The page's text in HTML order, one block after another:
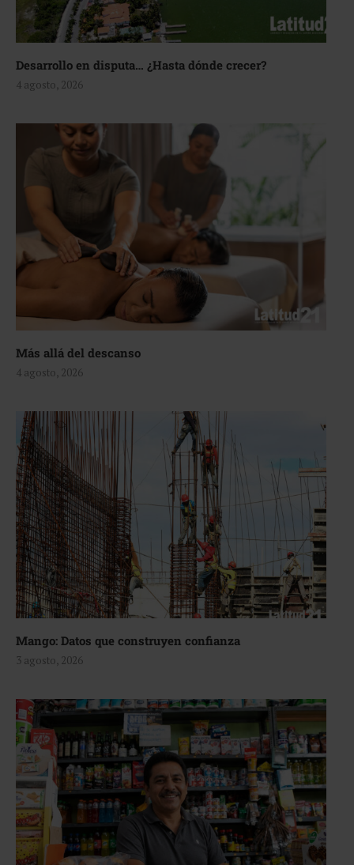
Desarrollo en disputa… ¿Hasta dónde crecer?
4 agosto, 2026
Más allá del descanso
4 agosto, 2026
Mango: Datos que construyen confianza
3 agosto, 2026